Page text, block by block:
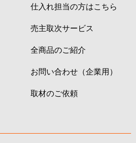
仕入れ担当の方はこちら
売主取次サービス
全商品のご紹介
お問い合わせ（企業用）
取材のご依頼